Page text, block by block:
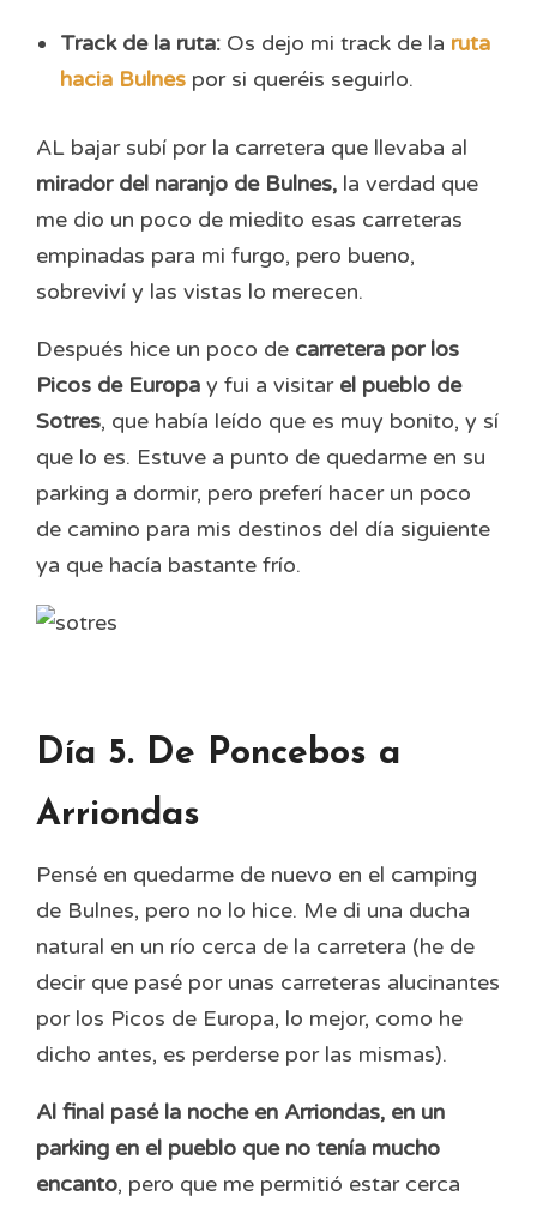
Track de la ruta: Os dejo mi track de la ruta
hacia Bulnes por si queréis seguirlo.
AL bajar subí por la carretera que llevaba al
mirador del naranjo de Bulnes, la verdad que
me dio un poco de miedito esas carreteras
empinadas para mi furgo, pero bueno,
sobreviví y las vistas lo merecen.
Después hice un poco de carretera por los
Picos de Europa y fui a visitar el pueblo de
Sotres, que había leído que es muy bonito, y sí
que lo es. Estuve a punto de quedarme en su
parking a dormir, pero preferí hacer un poco
de camino para mis destinos del día siguiente
ya que hacía bastante frío.
Día 5. De Poncebos a
Arriondas
Pensé en quedarme de nuevo en el camping
de Bulnes, pero no lo hice. Me di una ducha
natural en un río cerca de la carretera (he de
decir que pasé por unas carreteras alucinantes
por los Picos de Europa, lo mejor, como he
dicho antes, es perderse por las mismas).
Al final pasé la noche en Arriondas, en un
parking en el pueblo que no tenía mucho
encanto, pero que me permitió estar cerca